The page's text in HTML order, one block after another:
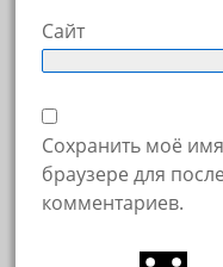
Сайт
Сохранить моё
браузере для
комментариев.